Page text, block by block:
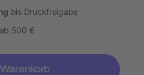
bis Druckfreigabe
ab 500 €